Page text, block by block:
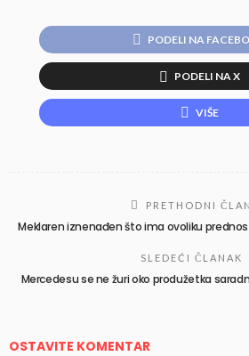
PODELI NA
PODELI NA X
VIŠE
PRETHODNI
Meklaren iznenađen što ima ovoliku
SLEDEĆI ČLANAK
Mercedesu se ne žuri oko produžetka
OSTAVITE KOMENTAR